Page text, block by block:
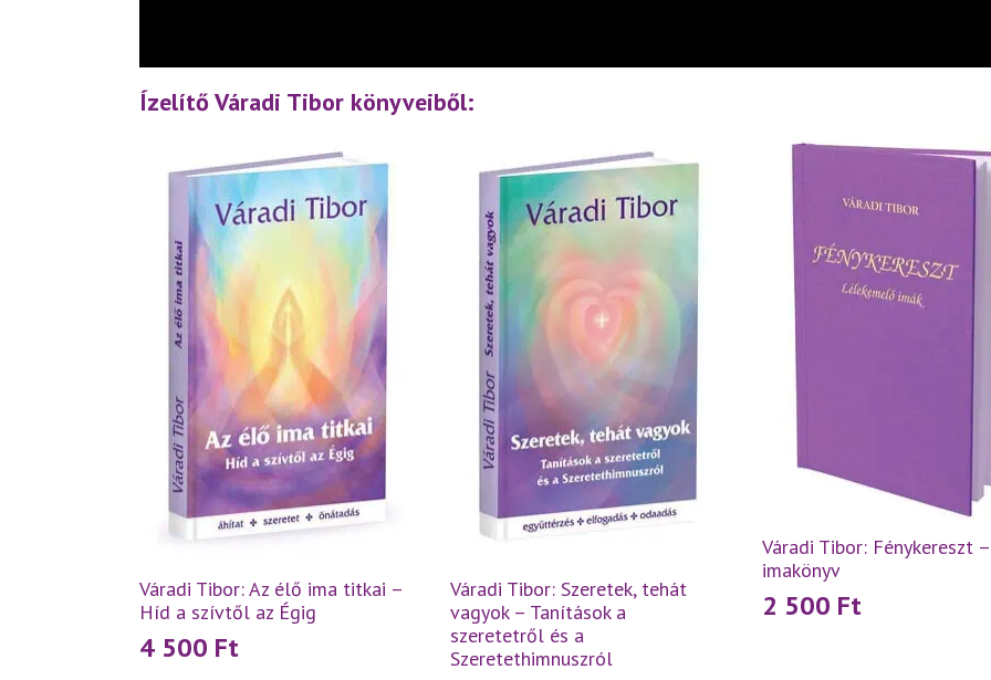
Ízelítő Váradi Tibor könyveiből:
Váradi Tibor: Az élő ima titkai –
Híd a szívtől az Égig
4 500 Ft
Váradi Tibor: Szeretek, tehát
vagyok – Tanítások a
szeretetről és a
Szeretethimnuszról
Váradi Tibor: Fénykereszt –
imakönyv
2 500 Ft